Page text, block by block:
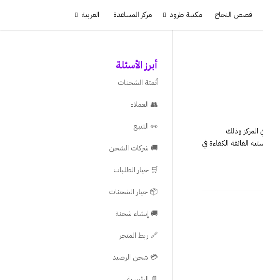
قصص النجاح مكتبة طرود مركز المساعدة العربية
للأعمال لتقديم حلول لوجستية لأكثر من 8 آلاف تاجر في المركز وذلك
الفائقة الكفاءة في
أبرز الأسئلة
أتمتة الشحنات
👥 العملاء
👀 التتبع
🚚 شركات الشحن
🛒 خيار الطلبات
📦 خيار الشحنات
🚚 إنشاء شحنة
🔗 ربط المتجر
💳 شحن الرصيد